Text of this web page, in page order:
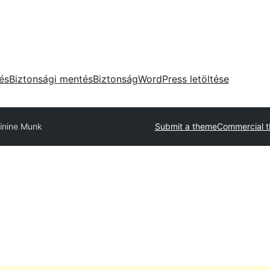
Biztonsági mentésBiztonságWordPress letöltése
Munk Submit a themeCommercial